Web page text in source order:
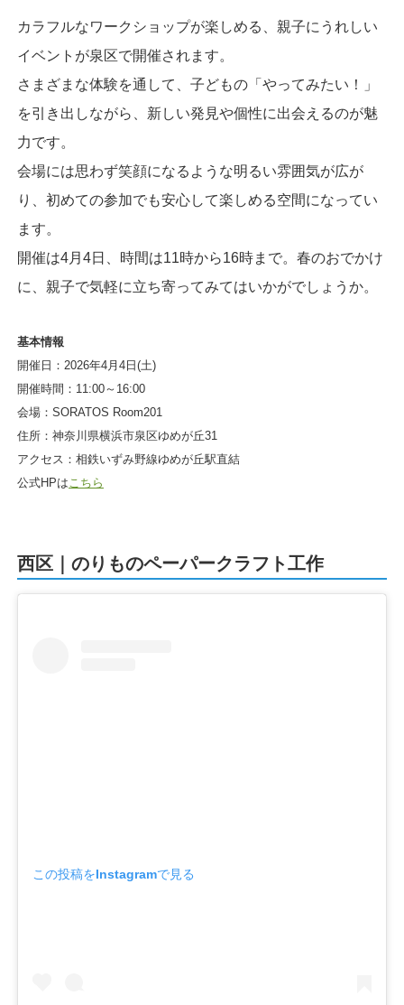
カラフルなワークショップが楽しめる、親子にうれしい
イベントが泉区で開催されます。
さまざまな体験を通して、子どもの「やってみたい！」
を引き出しながら、新しい発見や個性に出会えるのが魅
力です。
会場には思わず笑顔になるような明るい雰囲気が広が
り、初めての参加でも安心して楽しめる空間になってい
ます。
開催は4月4日、時間は11時から16時まで。春のおでかけ
に、親子で気軽に立ち寄ってみてはいかがでしょうか。
基本情報
開催日：2026年4月4日(土)
開催時間：11:00～16:00
会場：SORATOS Room201
住所：神奈川県横浜市泉区ゆめが丘31
アクセス：相鉄いずみ野線ゆめが丘駅直結
公式HPはこちら
西区｜のりものペーパークラフト工作
この投稿をInstagramで見る